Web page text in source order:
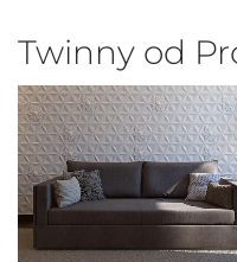
Twinny od